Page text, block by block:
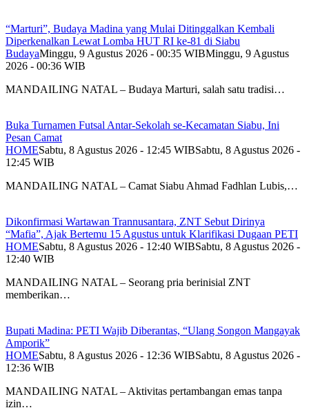
“Marturi”, Budaya Madina yang Mulai Ditinggalkan Kembali
Diperkenalkan Lewat Lomba HUT RI ke-81 di Siabu
BudayaMinggu, 9 Agustus 2026 - 00:35 WIBMinggu, 9 Agustus
2026 - 00:36 WIB
MANDAILING NATAL – Budaya Marturi, salah satu tradisi…
Buka Turnamen Futsal Antar-Sekolah se-Kecamatan Siabu, Ini
Pesan Camat
HOMESabtu, 8 Agustus 2026 - 12:45 WIBSabtu, 8 Agustus 2026 -
12:45 WIB
MANDAILING NATAL – Camat Siabu Ahmad Fadhlan Lubis,…
Dikonfirmasi Wartawan Trannusantara, ZNT Sebut Dirinya
“Mafia”, Ajak Bertemu 15 Agustus untuk Klarifikasi Dugaan PETI
HOMESabtu, 8 Agustus 2026 - 12:40 WIBSabtu, 8 Agustus 2026 -
12:40 WIB
MANDAILING NATAL – Seorang pria berinisial ZNT
memberikan…
Bupati Madina: PETI Wajib Diberantas, “Ulang Songon Mangayak
Amporik”
HOMESabtu, 8 Agustus 2026 - 12:36 WIBSabtu, 8 Agustus 2026 -
12:36 WIB
MANDAILING NATAL – Aktivitas pertambangan emas tanpa
izin…